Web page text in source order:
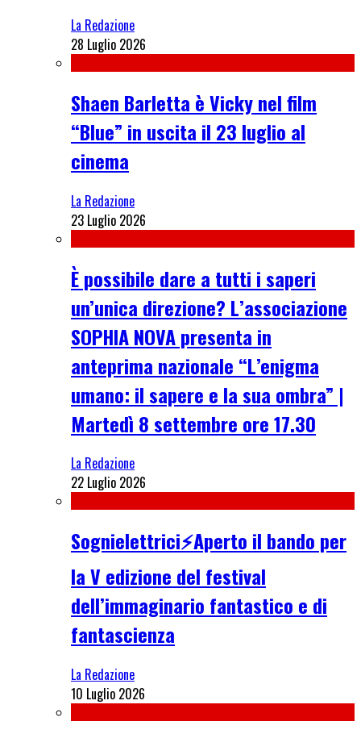
La Redazione
28 Luglio 2026
Shaen Barletta è Vicky nel film
“Blue” in uscita il 23 luglio al
cinema
La Redazione
23 Luglio 2026
È possibile dare a tutti i saperi
un’unica direzione? L’associazione
SOPHIA NOVA presenta in
anteprima nazionale “L’enigma
umano: il sapere e la sua ombra” |
Martedì 8 settembre ore 17.30
La Redazione
22 Luglio 2026
Sognielettrici⚡Aperto il bando per
la V edizione del festival
dell’immaginario fantastico e di
fantascienza
La Redazione
10 Luglio 2026